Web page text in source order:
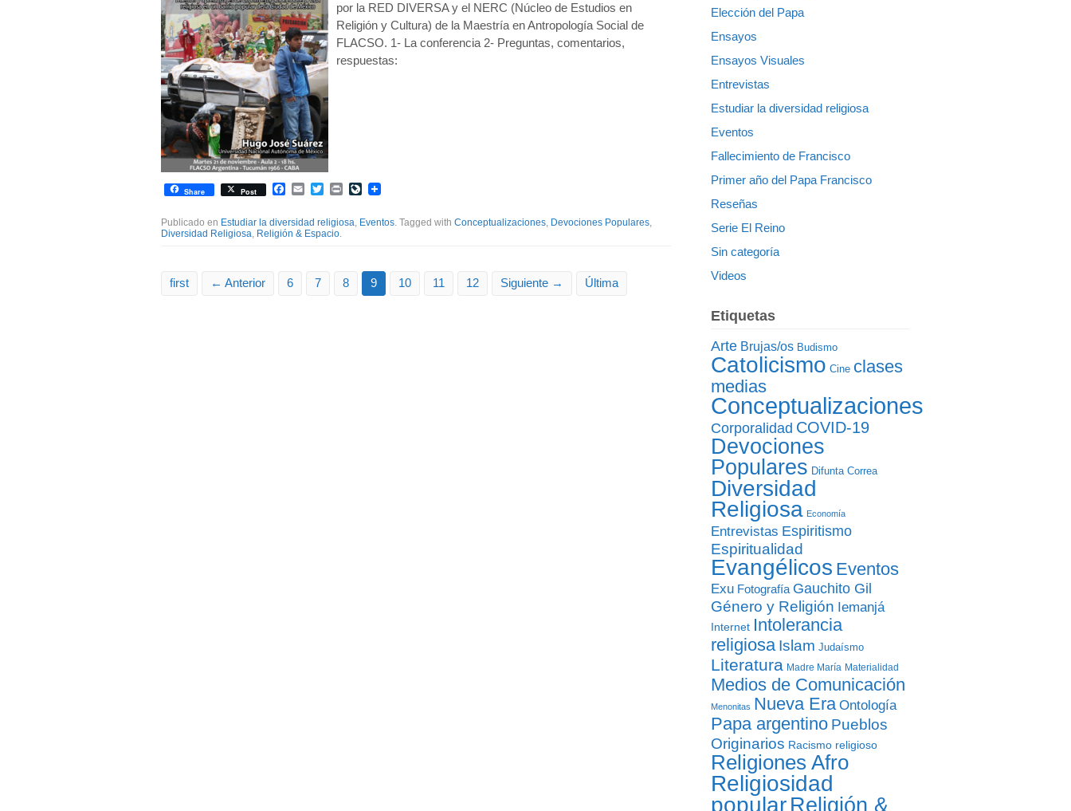
por la RED DIVERSA y el NERC (Núcleo de Estudios en
Religión y Cultura) de la Maestría en Antropología Social de
FLACSO. 1- La conferencia 2- Preguntas, comentarios,
respuestas:
Share Post Facebook
EmailTwitterPrintLiveJournal
Publicado en Estudiar la diversidad religiosa, Eventos. Tagged with Conceptualizaciones, Devociones Populares,
Diversidad Religiosa, Religión & Espacio.
first ← Anterior 6 7 8 9 10 11 12 Siguiente → Última
Elección del Papa
Ensayos
Ensayos Visuales
Entrevistas
Estudiar la diversidad religiosa
Eventos
Fallecimiento de Francisco
Primer año del Papa Francisco
Reseñas
Serie El Reino
Sin categoría
Videos
Etiquetas
Arte Brujas/os Budismo
Catolicismo Cine clases
medias
Conceptualizaciones
Corporalidad COVID-19
Devociones
Populares Difunta Correa
Diversidad
Religiosa Economía
Entrevistas Espiritismo
Espiritualidad
Evangélicos Eventos
Exu Fotografía Gauchito Gil
Género y Religión Iemanjá
Internet Intolerancia
religiosa Islam Judaísmo
Literatura Madre María Materialidad
Medios de Comunicación
Menonitas Nueva Era Ontología
Papa argentino Pueblos
Originarios Racismo religioso
Religiones Afro
Religiosidad
popular Religión &